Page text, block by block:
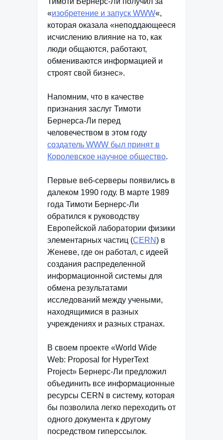
«изобретение и запуск WWW«,
которая оказала «неподдающееся
исчислению влияние на то, как
люди общаются, работают,
обмениваются информацией и
строят свой бизнес».
Напомним, что в качестве
признания заслуг Тимоти
Бернерса-Ли перед
человечеством в этом году
создатель WWW был принят в
Королевское научное общество.
Первые веб-серверы появились в
далеком 1990 году. В марте 1989
года Тимоти Бернерс-Ли
обратился к руководству
Европейской лаборатории физики
элементарных частиц (CERN) в
Женеве, где он работал, с идеей
создания распределенной
информационной системы для
обмена результатами
исследований между учеными,
находящимися в разных
учреждениях и разных странах.
В своем проекте «World Wide
Web: Proposal for HyperText
Project» Бернерс-Ли предложил
объединить все информационные
ресурсы CERN в систему, которая
бы позволила легко переходить от
одного документа к другому
посредством гиперссылок.